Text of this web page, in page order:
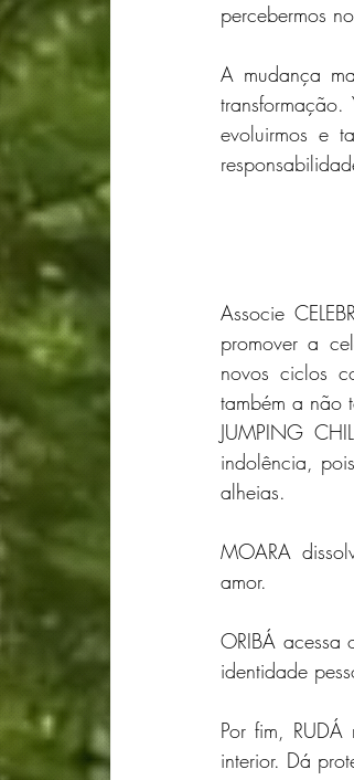
percebermos
A mudança
evoluirmos e
Associe
promover a
novos ciclos
também a não
JUMPING
indolência,
alheias.
MOARA
amor.
ORIBÁ acessa
identidade
Por fim,
interior. Dá